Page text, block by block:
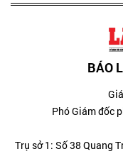
BÁO
Phó Giám đốc
Trụ sở 1: Số 38 Quang